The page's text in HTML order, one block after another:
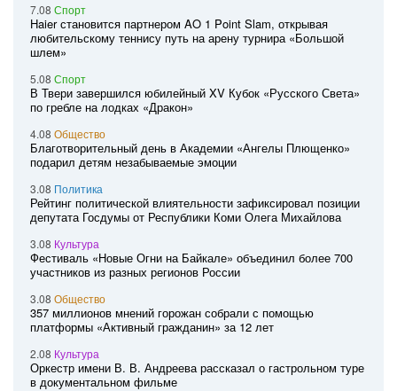
7.08 Спорт
Haier становится партнером AO 1 Point Slam, открывая
любительскому теннису путь на арену турнира «Большой
шлем»
5.08 Спорт
В Твери завершился юбилейный XV Кубок «Русского Света»
по гребле на лодках «Дракон»
4.08 Общество
Благотворительный день в Академии «Ангелы Плющенко»
подарил детям незабываемые эмоции
3.08 Политика
Рейтинг политической влиятельности зафиксировал позиции
депутата Госдумы от Республики Коми Олега Михайлова
3.08 Культура
Фестиваль «Новые Огни на Байкале» объединил более 700
участников из разных регионов России
3.08 Общество
357 миллионов мнений горожан собрали с помощью
платформы «Активный гражданин» за 12 лет
2.08 Культура
Оркестр имени В. В. Андреева рассказал о гастрольном туре
в документальном фильме